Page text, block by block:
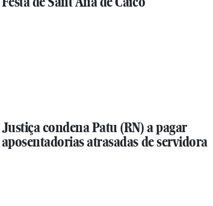
Justiça condena Patu (RN) a pagar
aposentadorias atrasadas de servidora